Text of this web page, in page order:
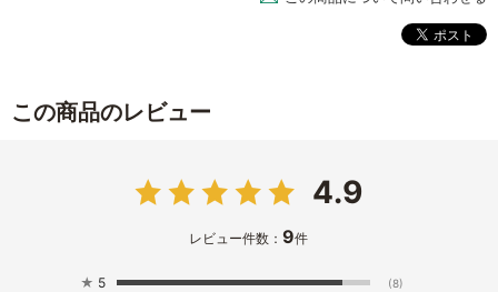
この商品のレビュー
4.9
レビュー件数：9件
★ 5 (8)